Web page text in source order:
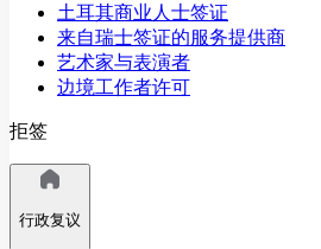
土耳其商业人士签证
来自瑞士签证的服务提供商
艺术家与表演者
边境工作者许可
拒签
行政复议